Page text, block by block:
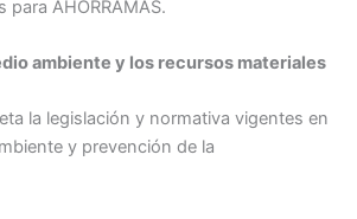
para AHORRAMAS.
ambiente y los recursos materiales
la legislación y normativa vigentes en
y prevención de la